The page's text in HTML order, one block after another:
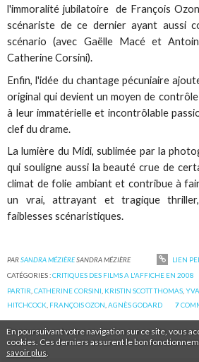
En poursuivant votre navigation sur ce site, vous
cookies. Ces derniers assurent le bon
savoir plus
l'immoralité jubilatoire de François
scénariste de ce dernier ayant aussi
scénario (avec Gaëlle Macé et
Catherine Corsini).
Enfin, l'idée du chantage pécuniaire
original qui devient un moyen de
à leur immatérielle et incontrôlable
clef du drame.
La lumière du Midi, sublimée par la
qui souligne aussi la beauté crue de
climat de folie ambiant et contribue à
un vrai, attrayant et tragique
faiblesses scénaristiques.
PARSANDRA MÉZIÈRESANDRA MÉZIÈRE LIEN
CATÉGORIES :CRITIQUES DES FILMS A L'AFFICHE EN 2008
PARTIR ,CATHERINE CORSINI KRISTIN SCOTT THOMAS ,
HITCHCOCK FRANÇOIS OZON ,AGNÈS GODARD 7